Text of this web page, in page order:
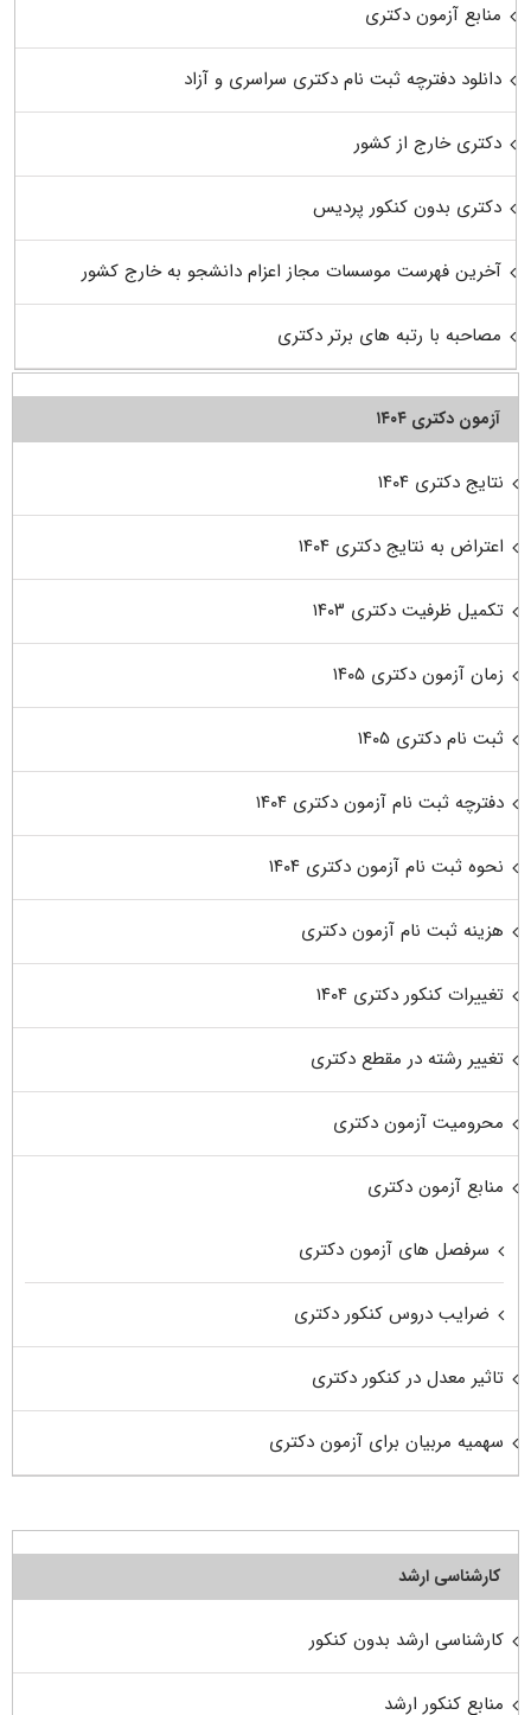
منابع آزمون دکتری
دانلود دفترچه ثبت نام دکتری سراسری و آزاد
دکتری خارج از کشور
دکتری بدون کنکور پردیس
آخرین فهرست موسسات مجاز اعزام دانشجو به خارج کشور
مصاحبه با رتبه های برتر دکتری
آزمون دکتری ۱۴۰۴
نتایج دکتری ۱۴۰۴
اعتراض به نتایج دکتری ۱۴۰۴
تکمیل ظرفیت دکتری ۱۴۰۳
زمان آزمون دکتری ۱۴۰۵
ثبت نام دکتری ۱۴۰۵
دفترچه ثبت نام آزمون دکتری ۱۴۰۴
نحوه ثبت نام آزمون دکتری ۱۴۰۴
هزینه ثبت نام آزمون دکتری
تغییرات کنکور دکتری ۱۴۰۴
تغییر رشته در مقطع دکتری
محرومیت آزمون دکتری
منابع آزمون دکتری
سرفصل های آزمون دکتری
ضرایب دروس کنکور دکتری
تاثیر معدل در کنکور دکتری
سهمیه مربیان برای آزمون دکتری
کارشناسی ارشد
کارشناسی ارشد بدون کنکور
منابع کنکور ارشد